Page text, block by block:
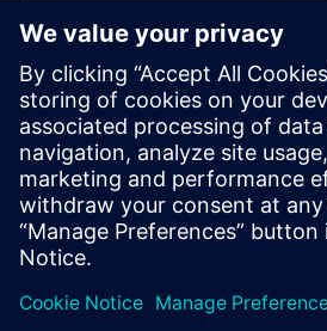
Seul
IFC Seoul, znameniti
namjene, surađuje sa Siemensom
performanse zgrade, smanjio
ciljeve održivosti.